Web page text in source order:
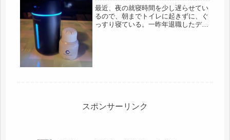
最近、夜の就寝時間を少し遅らせてい
るので、朝までトイレに起きずに、ぐ
っすり寝ている。一昨年退職したデス
スポンサーリンク